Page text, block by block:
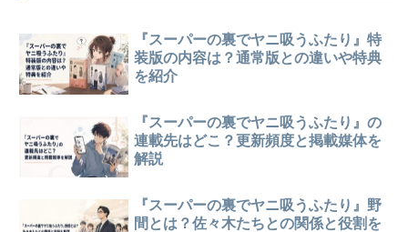
『スーパーの裏でヤニ吸うふたり』特
装版の内容は？通常版との違いや特典
を紹介
『スーパーの裏でヤニ吸うふたり』の
連載先はどこ？更新頻度と掲載媒体を
解説
『スーパーの裏でヤニ吸うふたり』野
間とは？佐々木たちとの関係と役割を